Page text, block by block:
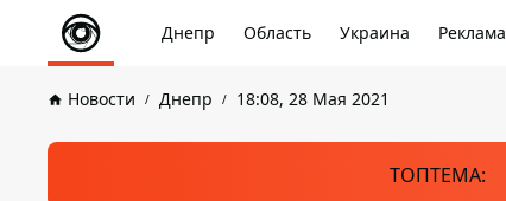
Днепр Область Украина Реклама
Новости Днепр 18:08, 28 Мая 2021
ТОПТЕМА: